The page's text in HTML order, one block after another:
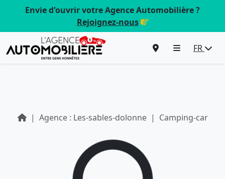
Envie d'ouvrir votre Agence Automobilière ?
Rejoignez-nous
FR
Agence : Les-sables-dolonne Camping-car